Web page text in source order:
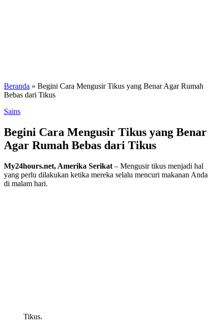
Beranda » Begini Cara Mengusir Tikus yang Benar Agar Rumah
Bebas dari Tikus
Sains
Begini Cara Mengusir Tikus yang Benar
Agar Rumah Bebas dari Tikus
My24hours.net, Amerika Serikat – Mengusir tikus menjadi hal
yang perlu dilakukan ketika mereka selalu mencuri makanan Anda
di malam hari.
Tikus.